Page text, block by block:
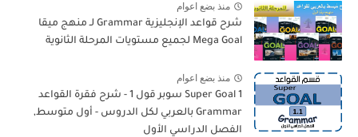
منذ بضع اعوام
شرح قواعد الإنجليزية Grammar لـ منهج ميقا
Mega Goal لجميع مستويات المرحلة الثانوية
منذ بضع اعوام
Super Goal 1 سوبر قول 1 - شرح فقرة القواعد
Grammar بالعربي لكل الدروس - أول متوسط,
الفصل الدراسي الأول